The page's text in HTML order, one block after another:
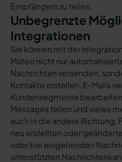
Empfängern zu teilen.
Unbegrenzte
Integrationen
Sie können mit der
Mateo nicht nur
Nachrichten versenden,
Kontakte erstellen, E-Mails
Kundensegmente
Messages teilen und vieles
auch in die andere Richtung:
neu erstellten oder
oder bei eingehenden
unterstützten